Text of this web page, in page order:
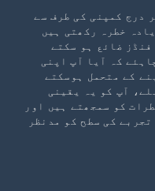
درج کمپنی کی طرف سے
خطرہ رکھتی ہیں
ضائع ہو سکتے
کہ آیا آپ اپنی
کے متحمل ہوسکتے
آپ کو یہ یقینی
کو سمجھتے ہیں اور
کی سطح کو مدنظر